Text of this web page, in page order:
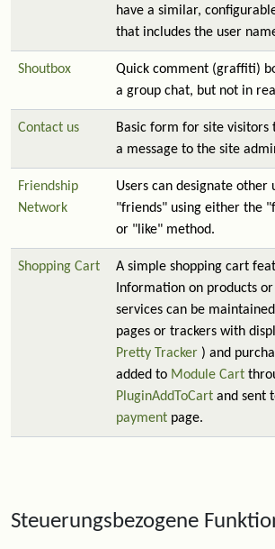
have a similar,
that includes the user
Shoutbox
Quick comment (graffiti)
a group chat, but not in
Contact us
Basic form for site visitors
a message to the site
Friendship
Network
Users can designate other
"friends" using either the
or "like" method.
Shopping Cart
A simple shopping cart
Information on products or
services can be
pages or trackers with
Pretty Tracker ) and
added to Module Cart
PluginAddToCart and sent
payment page.
Steuerungsbezogene